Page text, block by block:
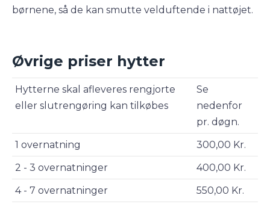
børnene, så de kan smutte velduftende i nattøjet.
Øvrige priser hytter
Hytterne skal afleveres rengjorte
eller slutrengøring kan tilkøbes
Se
nedenfor
pr. døgn.
1 overnatning
300,00 Kr.
2 - 3 overnatninger
400,00 Kr.
4 - 7 overnatninger
550,00 Kr.